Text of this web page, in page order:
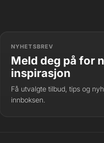
NYHETSBREV
Meld deg på for
inspirasjon
Få utvalgte tilbud, tips og
innboksen.